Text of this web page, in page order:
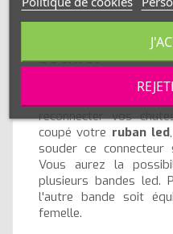
Connecteur
souder
Ce connecteur
est très
reconnecter vos
coupé votre ruban led
souder ce connecteur
Vous aurez la
plusieurs bandes led.
l'autre bande soit
femelle.